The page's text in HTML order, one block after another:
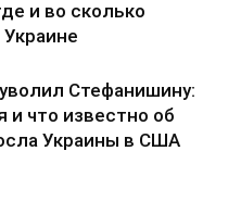
и во сколько
Стефанишину:
и что известно об
Украины в США